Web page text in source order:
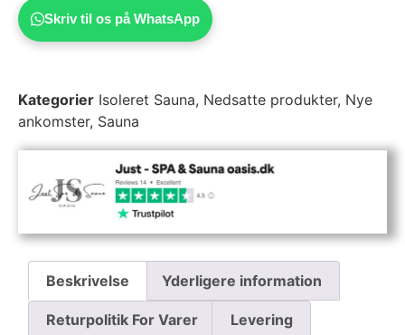
Skriv til os på WhatsApp
Kategorier Isoleret Sauna, Nedsatte produkter, Nye
ankomster, Sauna
Beskrivelse Yderligere information
Returpolitik For Varer Levering